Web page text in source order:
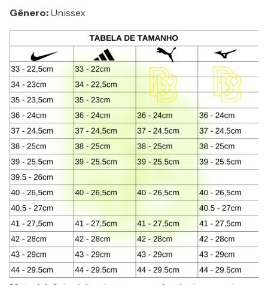
Gênero: Unissex